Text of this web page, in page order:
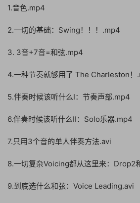
1.音色.mp4
2.一切的基础：Swing！！！.mp4
3. 3音+7音=和弦.mp4
4.一种节奏就够用了 The Charleston！
5.伴奏时候该听什么I：节奏声部.mp4
6.伴奏时候该听什么II：Solo乐器.mp4
7.只用3个音的单人伴奏方法.avi
8.一切复杂Voicing都从这里来：Drop2
9.到底选什么和弦：Voice Leading.avi